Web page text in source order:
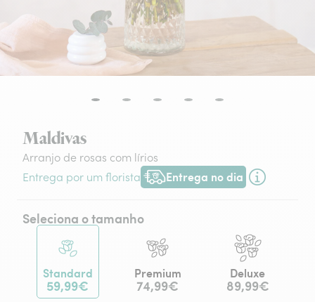
Maldivas
Arranjo de rosas com lírios
Entrega por um florista
Entrega no dia
Entrega hoje ou na data à tua
Seleciona o tamanho
Standard
59,99€
Premium
74,99€
Deluxe
89,99€